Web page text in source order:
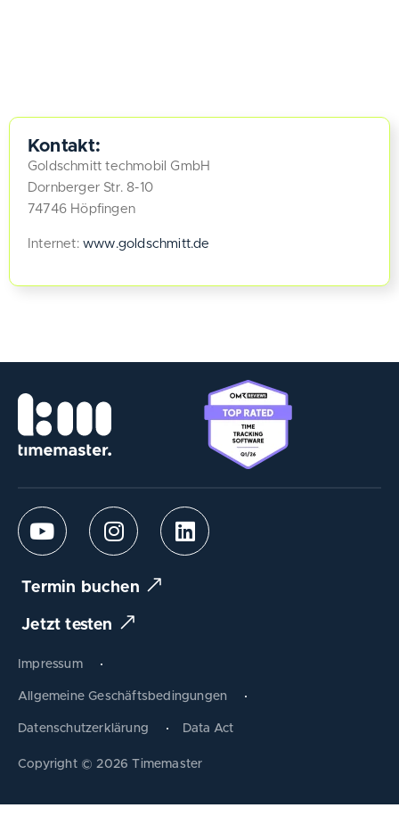
Kontakt:
Goldschmitt techmobil GmbH
Dornberger Str. 8-10
74746 Höpfingen
Internet:www.goldschmitt.de
Produkt tauschen
Termin buchen
Jetzt testen
Impressum
Allgemeine Geschäftsbedingungen
Datenschutzerklärung Data Act
Copyright © 2026 Timemaster